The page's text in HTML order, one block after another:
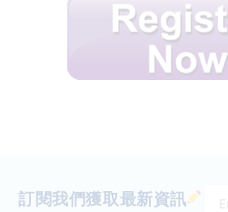
訂閱我們獲取最新資訊